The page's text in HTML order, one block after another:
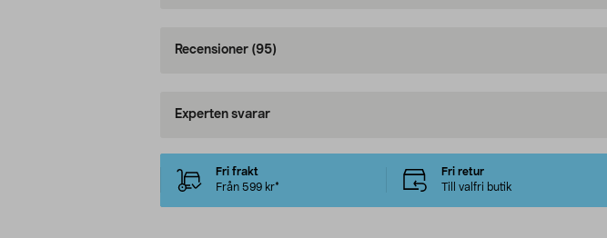
Recensioner (95)
Experten svarar
Fri frakt
Från 599 kr*
Fri retur
Till valfri butik